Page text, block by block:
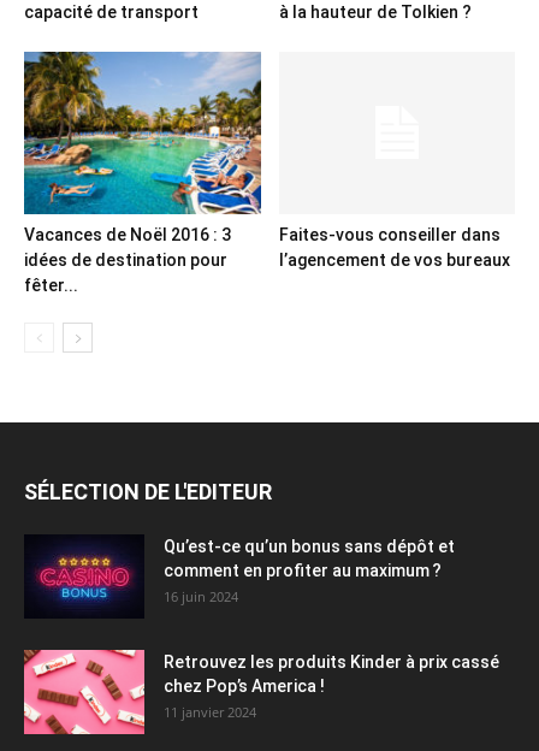
capacité de transport
à la hauteur de Tolkien ?
Vacances de Noël 2016 : 3
idées de destination pour
fêter...
Faites-vous conseiller dans
l’agencement de vos bureaux
SÉLECTION DE L'EDITEUR
Qu’est-ce qu’un bonus sans dépôt et
comment en profiter au maximum ?
16 juin 2024
Retrouvez les produits Kinder à prix cassé
chez Pop’s America !
11 janvier 2024